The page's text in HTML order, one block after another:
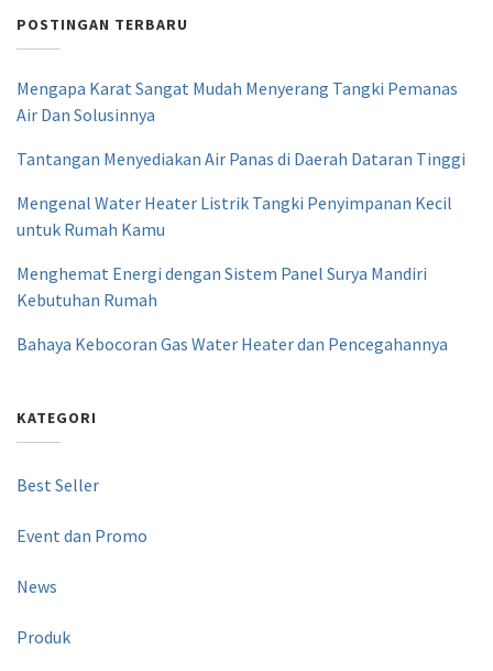
POSTINGAN TERBARU
Mengapa Karat Sangat Mudah Menyerang Tangki Pemanas
Air Dan Solusinnya
Tantangan Menyediakan Air Panas di Daerah Dataran Tinggi
Mengenal Water Heater Listrik Tangki Penyimpanan Kecil
untuk Rumah Kamu
Menghemat Energi dengan Sistem Panel Surya Mandiri
Kebutuhan Rumah
Bahaya Kebocoran Gas Water Heater dan Pencegahannya
KATEGORI
Best Seller
Event dan Promo
News
Produk